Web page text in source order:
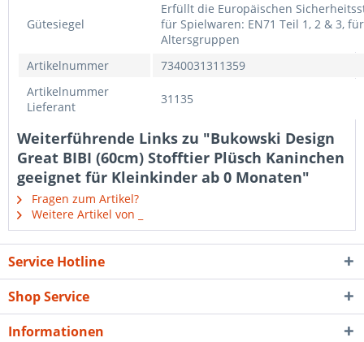
Gütesiegel
Erfüllt die Europäischen
für Spielwaren: EN71 Teil 1, 2 & 3,
Altersgruppen
Artikelnummer
7340031311359
Artikelnummer
Lieferant
31135
Weiterführende Links zu "Bukowski Design
Great BIBI (60cm) Stofftier Plüsch Kaninchen
geeignet für Kleinkinder ab 0 Monaten"
Fragen zum Artikel?
Weitere Artikel von _
Service Hotline
Shop Service
Informationen